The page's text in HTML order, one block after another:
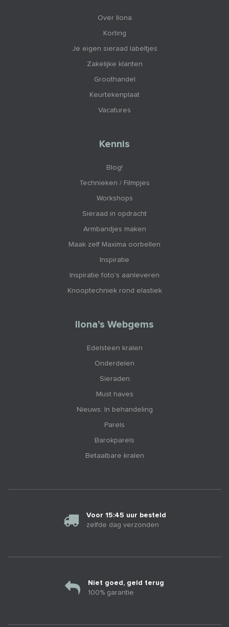
Over Ilona
Korting
Je eigen sieraad labeltjes
Zakelijke klanten
Groothandel
Keurtekenplaat
Vacatures
Kennis
Blog!
Technieken / Filmpjes
Workshops
Sieraad in opdracht
Armbandjes maken
Maak zelf Maxima oorbellen
Inspiratie
Inspiratie foto's aanleveren
Knooptechniek rond elastiek
Ilona’s Webgems
Edelsteen kralen
Onderdelen
Sieraden
Must haves
Nieuws: In behandeling
Parels
Barokparels
Betaalbare kralen
Voor 15:45 uur besteld
zelfde dag verzonden
Niet goed, geld terug
100% garantie